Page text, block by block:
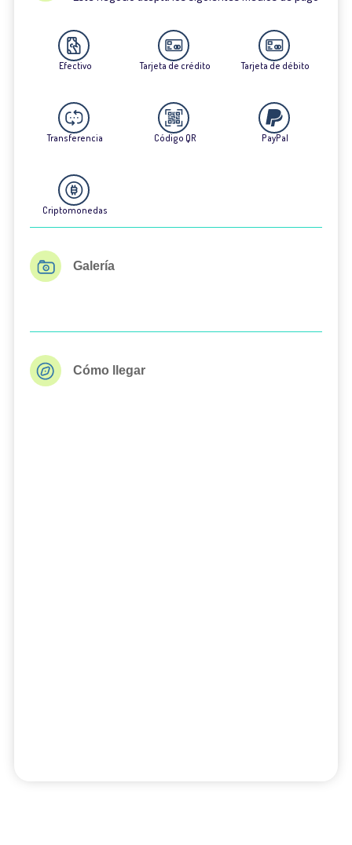
Efectivo Tarjeta de crédito Tarjeta de débito
Transferencia Código QR PayPal
Criptomonedas
Galería
Cómo llegar